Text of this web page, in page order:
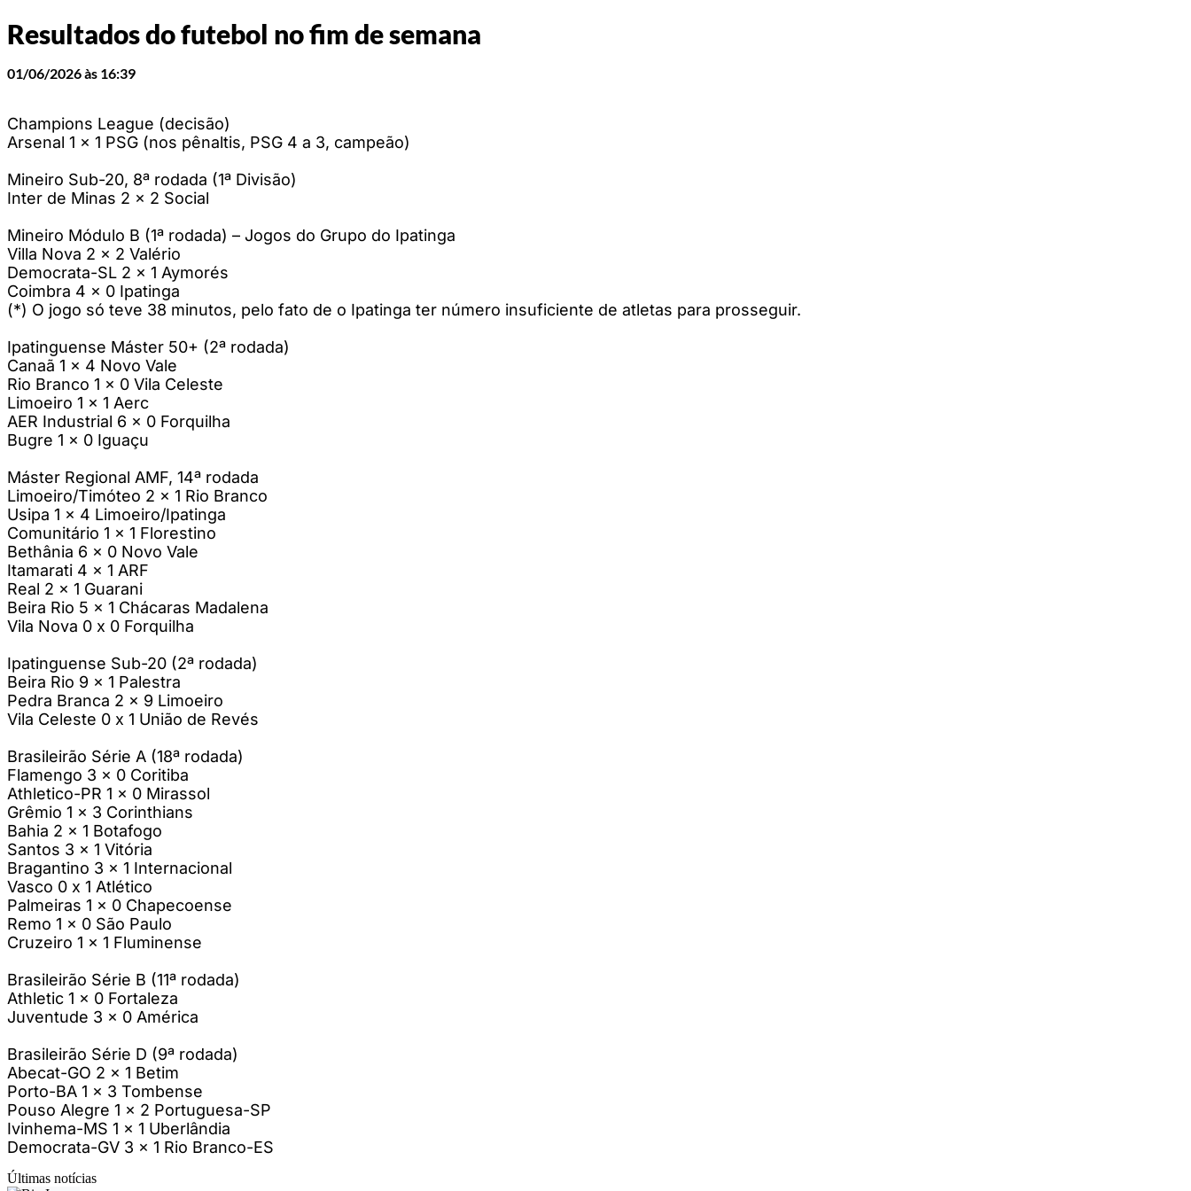
Resultados do futebol no fim de semana
01/06/2026 às 16:39
Champions League (decisão)
Arsenal 1 x 1 PSG (nos pênaltis, PSG 4 a 3, campeão)
Mineiro Sub-20, 8ª rodada (1ª Divisão)
Inter de Minas 2 x 2 Social
Mineiro Módulo B (1ª rodada) – Jogos do Grupo do Ipatinga
Villa Nova 2 x 2 Valério
Democrata-SL 2 x 1 Aymorés
Coimbra 4 x 0 Ipatinga
(*) O jogo só teve 38 minutos, pelo fato de o Ipatinga ter número insuficiente de atletas para prosseguir.
Ipatinguense Máster 50+ (2ª rodada)
Canaã 1 x 4 Novo Vale
Rio Branco 1 x 0 Vila Celeste
Limoeiro 1 x 1 Aerc
AER Industrial 6 x 0 Forquilha
Bugre 1 x 0 Iguaçu
Máster Regional AMF, 14ª rodada
Limoeiro/Timóteo 2 x 1 Rio Branco
Usipa 1 x 4 Limoeiro/Ipatinga
Comunitário 1 x 1 Florestino
Bethânia 6 x 0 Novo Vale
Itamarati 4 x 1 ARF
Real 2 x 1 Guarani
Beira Rio 5 x 1 Chácaras Madalena
Vila Nova 0 x 0 Forquilha
Ipatinguense Sub-20 (2ª rodada)
Beira Rio 9 x 1 Palestra
Pedra Branca 2 x 9 Limoeiro
Vila Celeste 0 x 1 União de Revés
Brasileirão Série A (18ª rodada)
Flamengo 3 x 0 Coritiba
Athletico-PR 1 x 0 Mirassol
Grêmio 1 x 3 Corinthians
Bahia 2 x 1 Botafogo
Santos 3 x 1 Vitória
Bragantino 3 x 1 Internacional
Vasco 0 x 1 Atlético
Palmeiras 1 x 0 Chapecoense
Remo 1 x 0 São Paulo
Cruzeiro 1 x 1 Fluminense
Brasileirão Série B (11ª rodada)
Athletic 1 x 0 Fortaleza
Juventude 3 x 0 América
Brasileirão Série D (9ª rodada)
Abecat-GO 2 x 1 Betim
Porto-BA 1 x 3 Tombense
Pouso Alegre 1 x 2 Portuguesa-SP
Ivinhema-MS 1 x 1 Uberlândia
Democrata-GV 3 x 1 Rio Branco-ES
Últimas notícias